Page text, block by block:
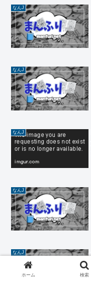
なんJ
なんJ
なんJ
なんJ
なんJ
ホーム 検索